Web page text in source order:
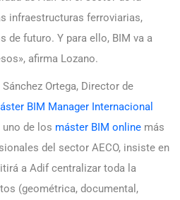
infraestructuras ferroviarias,
de futuro. Y para ello, BIM va a
afirma Lozano.
Ortega, Director de
BIM Manager Internacional
uno de los máster BIM online más
del sector AECO, insiste en
a Adif centralizar toda la
(geométrica, documental,